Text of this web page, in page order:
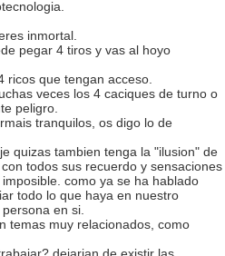
inmortal.
pegar 4 tiros y vas al hoyo
ricos que tengan acceso.
veces los 4 caciques de turno o
peligro.
tranquilos, os digo lo de
quizas tambien tenga la "ilusion" de
todos sus recuerdo y sensaciones
como ya se ha hablado
todo lo que haya en nuestro
en si.
temas muy relacionados, como